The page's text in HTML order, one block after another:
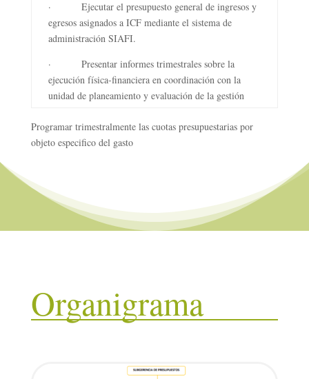
· Ejecutar el presupuesto general de ingresos y
egresos asignados a ICF mediante el sistema de
administración SIAFI.
· Presentar informes trimestrales sobre la
ejecución física-financiera en coordinación con la
unidad de planeamiento y evaluación de la gestión
Programar trimestralmente las cuotas presupuestarias por
objeto especifico del gasto
Organigrama